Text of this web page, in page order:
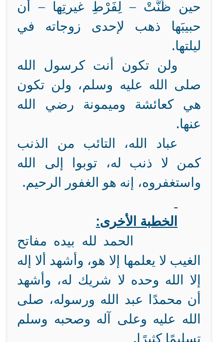
حين ظَنَّتْ – لِفَرْطِ غيرتِها – أن
حبيبَها ذهب لإحدى زوجاته في
ليلتها.
ولن تكون أنت كرسول الله
صلى الله عليه وسلم، ولن تكون
هي كعائشة وميمونة رضي الله
عنها.
عباد الله، التائب من الذنب
كمن لا ذنب له، توبوا إلى الله
واستغفروه، إنه هو الغفور الرحيم.
الخطبة الأخرى:
الحمد لله بيده مفاتح
الغيب لا يعلمها إلا هو، وأشهد ألا إله
إلا الله وحده لا شريك له، وأشهد
أن محمدًا عبد الله ورسوله، صلى
الله عليه وعلى آله وصحبه وسلم
تسليمًا كثيرًا.